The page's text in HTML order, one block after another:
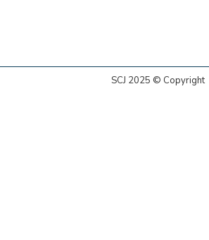
SCJ 2025 © Copyright